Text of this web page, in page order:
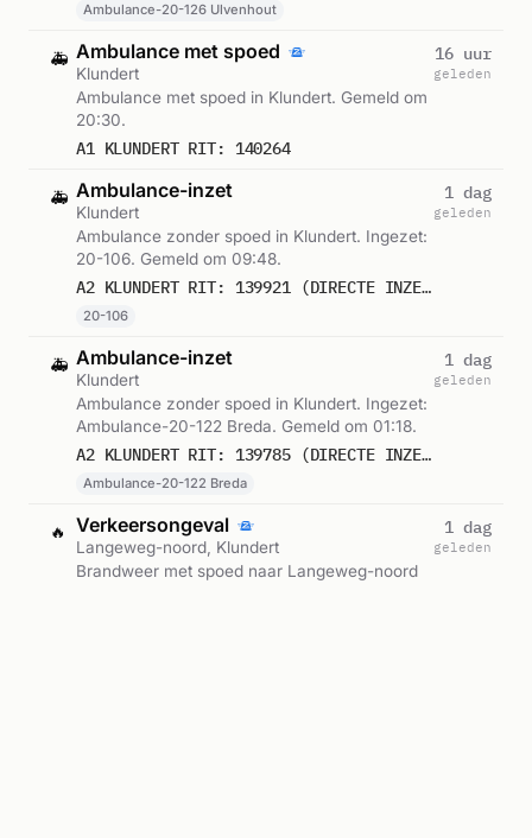
Ambulance-20-126 Ulvenhout
🚑 Ambulance met spoed
Klundert
Ambulance met spoed in Klundert. Gemeld om
20:30.
A1 KLUNDERT RIT: 140264
16 uur
geleden
🚑 Ambulance-inzet
Klundert
Ambulance zonder spoed in Klundert. Ingezet:
20-106. Gemeld om 09:48.
A2 KLUNDERT RIT: 139921 (DIRECTE INZET: JA)
20-106
1 dag
geleden
🚑 Ambulance-inzet
Klundert
Ambulance zonder spoed in Klundert. Ingezet:
Ambulance-20-122 Breda. Gemeld om 01:18.
A2 KLUNDERT RIT: 139785 (DIRECTE INZET: JA)
Ambulance-20-122 Breda
1 dag
geleden
🔥 Verkeersongeval
Langeweg-noord, Klundert
Brandweer met spoed naar Langeweg-noord
1 dag
geleden